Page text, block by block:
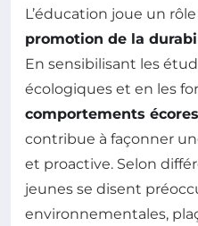
L’éducation joue un
promotion de la
En sensibilisant les
écologiques et en les
comportements
contribue à façonner
et proactive. Selon
jeunes se disent
environnementales,